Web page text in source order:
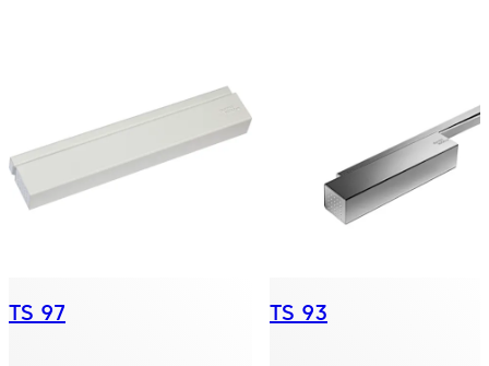
TS 97 TS 93